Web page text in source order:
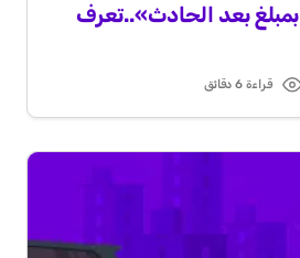
بمبلغ بعد الحادث»..تعرف
Read
time
قراءة 6 دقائق